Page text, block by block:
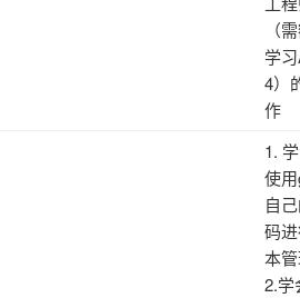
（
学
4）
作
1.
使
自
码
本
2.学